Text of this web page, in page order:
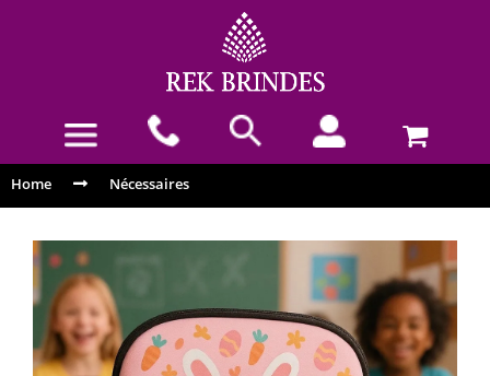
Home Nécessaires